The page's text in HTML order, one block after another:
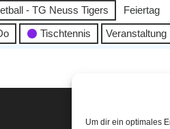
Um dir ein optimales
- TG Neuss Tigers Feiertag
Tischtennis Veranstaltung